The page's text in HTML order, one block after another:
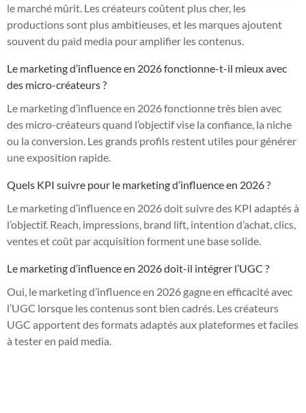
le marché mûrit. Les créateurs coûtent plus cher, les
productions sont plus ambitieuses, et les marques ajoutent
souvent du paid media pour amplifier les contenus.
Le marketing d’influence en 2026 fonctionne-t-il mieux avec
des micro-créateurs ?
Le marketing d’influence en 2026 fonctionne très bien avec
des micro-créateurs quand l’objectif vise la confiance, la niche
ou la conversion. Les grands profils restent utiles pour générer
une exposition rapide.
Quels KPI suivre pour le marketing d’influence en 2026 ?
Le marketing d’influence en 2026 doit suivre des KPI adaptés à
l’objectif. Reach, impressions, brand lift, intention d’achat, clics,
ventes et coût par acquisition forment une base solide.
Le marketing d’influence en 2026 doit-il intégrer l’UGC ?
Oui, le marketing d’influence en 2026 gagne en efficacité avec
l’UGC lorsque les contenus sont bien cadrés. Les créateurs
UGC apportent des formats adaptés aux plateformes et faciles
à tester en paid media.